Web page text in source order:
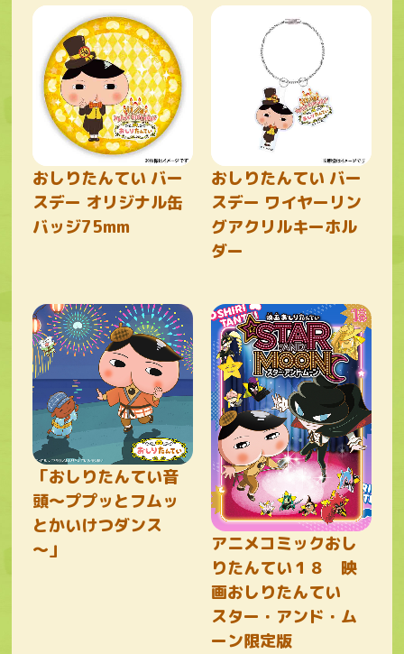
おしりたんてい バー
スデー オリジナル缶
バッジ75mm
おしりたんてい バー
スデー ワイヤーリン
グアクリルキーホル
ダー
「おしりたんてい音
頭～ププッとフムッ
とかいけつダンス
～」
アニメコミックおし
りたんてい１８ 映
画おしりたんてい
スター・アンド・ム
ーン限定版